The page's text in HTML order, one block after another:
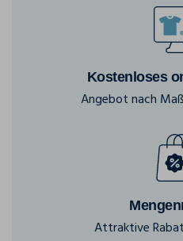
Kostenloses
Angebot nach
Attraktive